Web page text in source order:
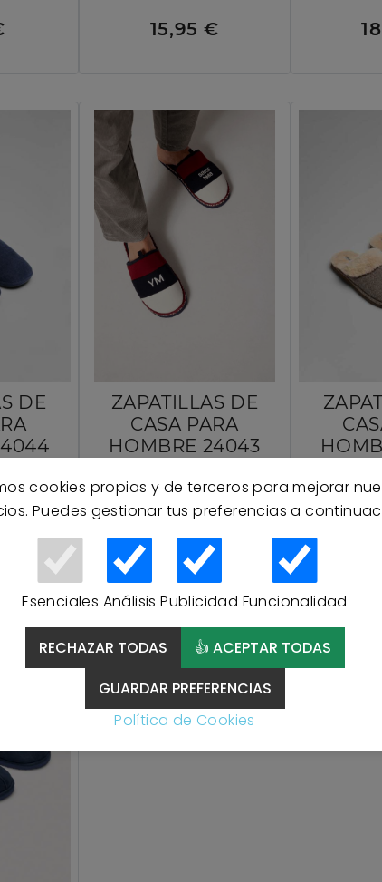
cookies propias y de terceros para mejorar
Puedes gestionar tus preferencias a
Esenciales Análisis Publicidad Funcionalidad
RECHAZAR TODAS
👍 ACEPTAR TODAS
GUARDAR PREFERENCIAS
Política de Cookies
15,95 €
DE
-
ZAPATILLAS DE
CASA PARA
HOMBRE 24043
ÚNICO
19,95 €